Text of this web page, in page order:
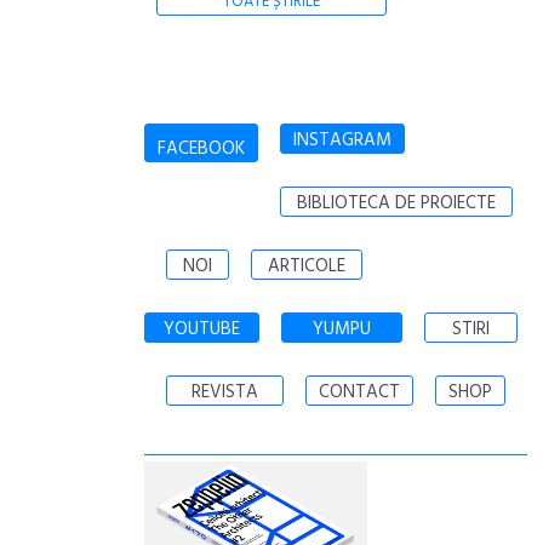
FACEBOOK INSTAGRAM
BIBLIOTECA DE PROIECTE
NOI ARTICOLE
YOUTUBE YUMPU STIRI
REVISTA CONTACT SHOP